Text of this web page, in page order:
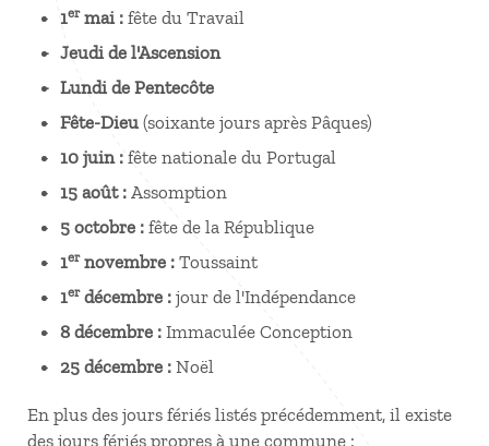
1ermai : fête du Travail
Jeudi de l'Ascension
Lundi de Pentecôte
Fête-Dieu (soixante jours après Pâques)
10 juin : fête nationale du Portugal
15 août : Assomption
5 octobre : fête de la République
1ernovembre : Toussaint
1erdécembre : jour de l'Indépendance
8 décembre : Immaculée Conception
25 décembre : Noël
En plus des jours fériés listés précédemment, il existe
des jours fériés propres à une commune :